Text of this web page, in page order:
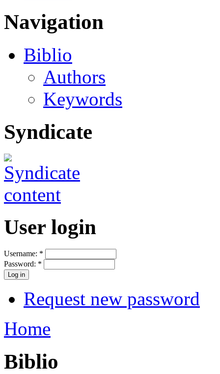
Navigation
Biblio
Authors
Keywords
Syndicate
User login
Username: *
Password: *
Request new password
Home
Biblio